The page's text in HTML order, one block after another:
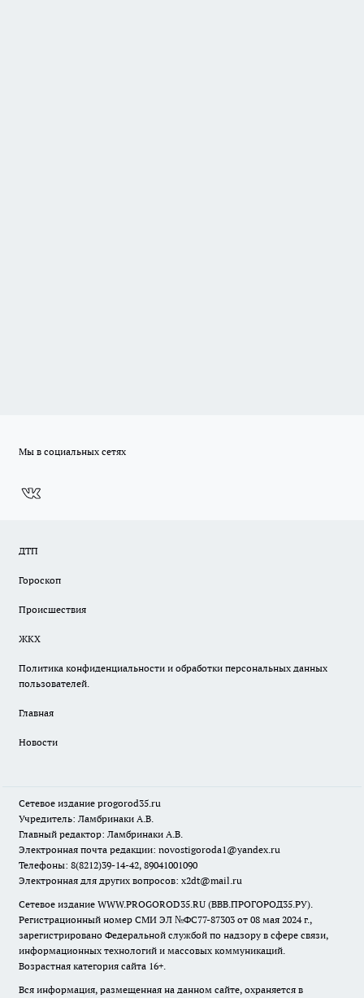
Мы в социальных сетях
ДТП
Гороскоп
Происшествия
ЖКХ
Политика конфиденциальности и обработки персональных данных
пользователей.
Главная
Новости
Сетевое издание progorod35.ru
Учредитель: Ламбринаки А.В.
Главный редактор: Ламбринаки А.В.
Электронная почта редакции: novostigoroda1@yandex.ru
Телефоны: 8(8212)39-14-42, 89041001090
Электронная для других вопросов: x2dt@mail.ru
Сетевое издание WWW.PROGOROD35.RU (ВВВ.ПРОГОРОД35.РУ).
Регистрационный номер СМИ ЭЛ №ФС77-87303 от 08 мая 2024 г.,
зарегистрировано Федеральной службой по надзору в сфере связи,
информационных технологий и массовых коммуникаций.
Возрастная категория сайта 16+.
Вся информация, размещенная на данном сайте, охраняется в